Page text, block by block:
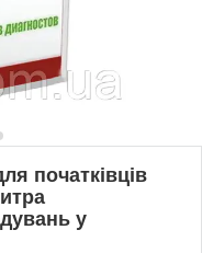
початківців
у